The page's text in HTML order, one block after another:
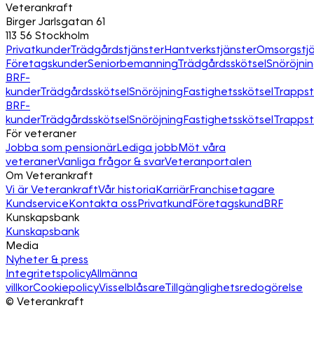
Veterankraft
Birger Jarlsgatan 61
113 56 Stockholm
PrivatkunderTrädgårdstjänsterHantverkstjänster
FöretagskunderSeniorbemanningTrädgårdsskötsel
BRF-
kunderTrädgårdsskötselSnöröjningFastighetsskötsel
BRF-
kunderTrädgårdsskötselSnöröjningFastighetsskötsel
För veteraner
Jobba som pensionärLediga jobbMöt våra
veteranerVanliga frågor & svarVeteranportalen
Om Veterankraft
Vi är VeterankraftVår historiaKarriärFranchisetagare
KundserviceKontakta ossPrivatkundFöretagskundBRF
Kunskapsbank
Kunskapsbank
Media
Nyheter & press
IntegritetspolicyAllmänna
villkorCookiepolicyVisselblåsareTillgänglighetsredogörelse
© Veterankraft